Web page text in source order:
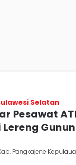
Selatan
Pesawat
Pangkajene